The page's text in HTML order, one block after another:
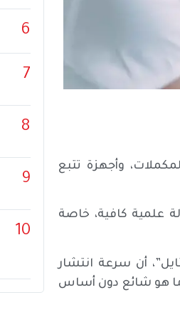
وأجهزة تتبع
علمية كافية، خاصة
أن سرعة انتشار
ما هو شائع دون أساس
6
7
8
9
10